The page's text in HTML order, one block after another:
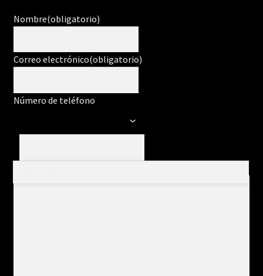
Nombre(obligatorio)
Correo electrónico(obligatorio)
Número de teléfono